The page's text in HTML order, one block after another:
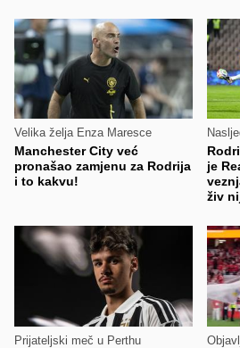
Velika želja Enza Maresce
Manchester City već
pronašao zamjenu za Rodrija
i to kakvu!
je
živ
Prijateljski meč u Perthu